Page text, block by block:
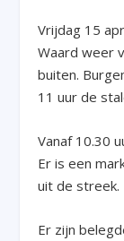
Vrijdag 15
Waard weer
buiten.
11 uur de
Vanaf 10.30
Er is een
uit de streek.
Er zijn